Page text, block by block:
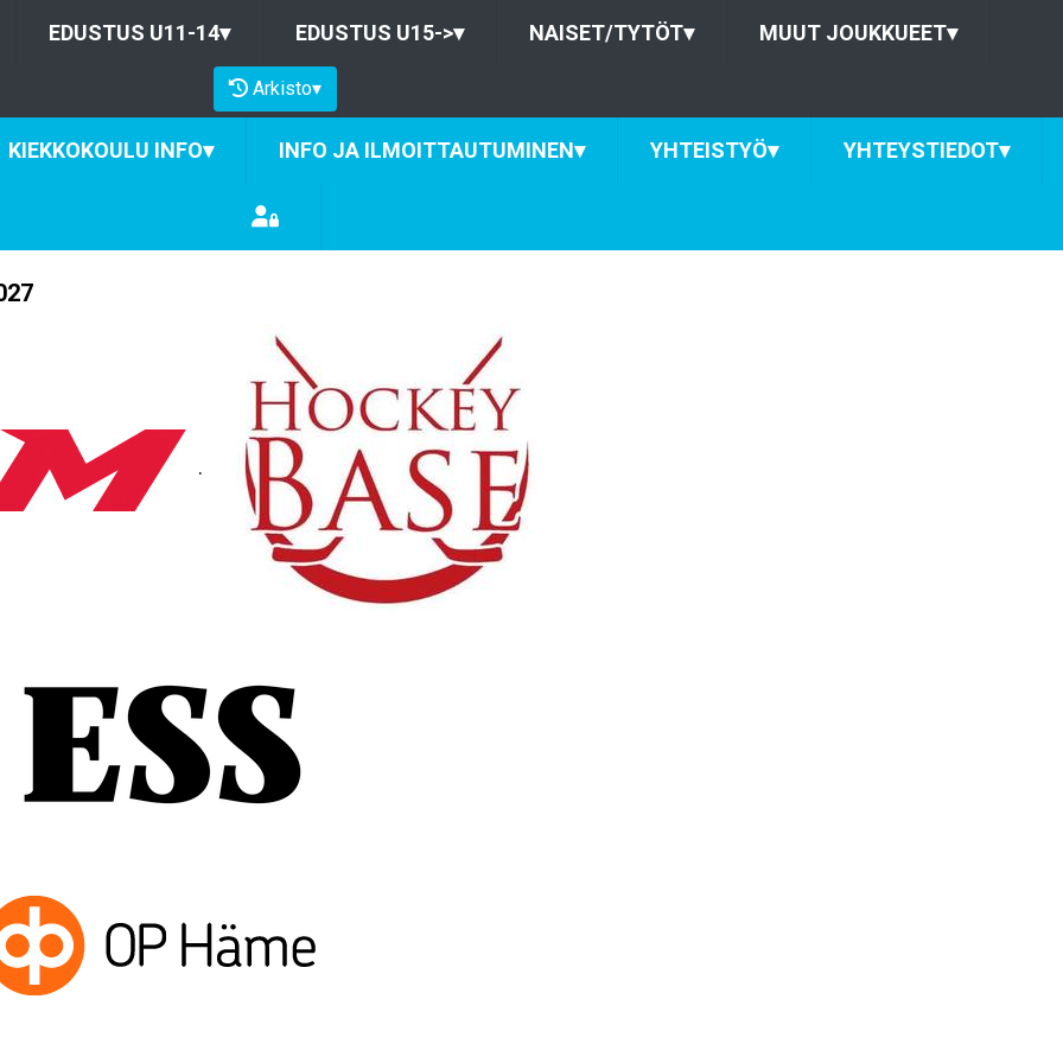
EDUSTUS U11-14▾ EDUSTUS U15->▾ NAISET/TYTÖT▾ MUUT JOUKKUEET▾
Arkisto▾
KIEKKOKOULU INFO▾ INFO JA ILMOITTAUTUMINEN▾ YHTEISTYÖ▾ YHTEYSTIEDOT▾
.